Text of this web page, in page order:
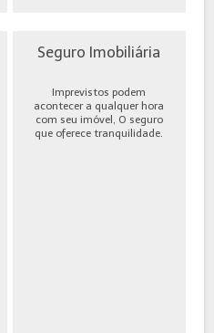
Seguro Imobiliária
Imprevistos podem
acontecer a qualquer hora
com seu imóvel, O seguro
que oferece tranquilidade.